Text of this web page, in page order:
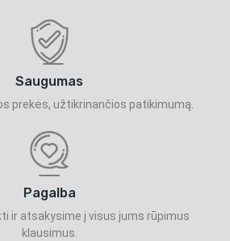
Saugumas
prekės, užtikrinančios patikimumą.
Pagalba
ir atsakysime į visus jums rūpimus
klausimus.